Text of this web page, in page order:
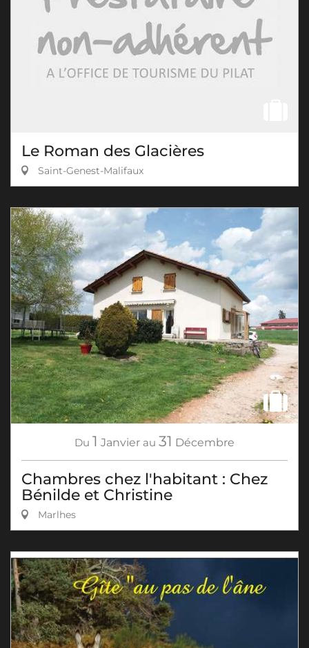
Le Roman des Glacières
Saint-Genest-Malifaux
Du 1 Janvier au 31 Décembre
Chambres chez l'habitant : Chez
Bénilde et Christine
Marlhes